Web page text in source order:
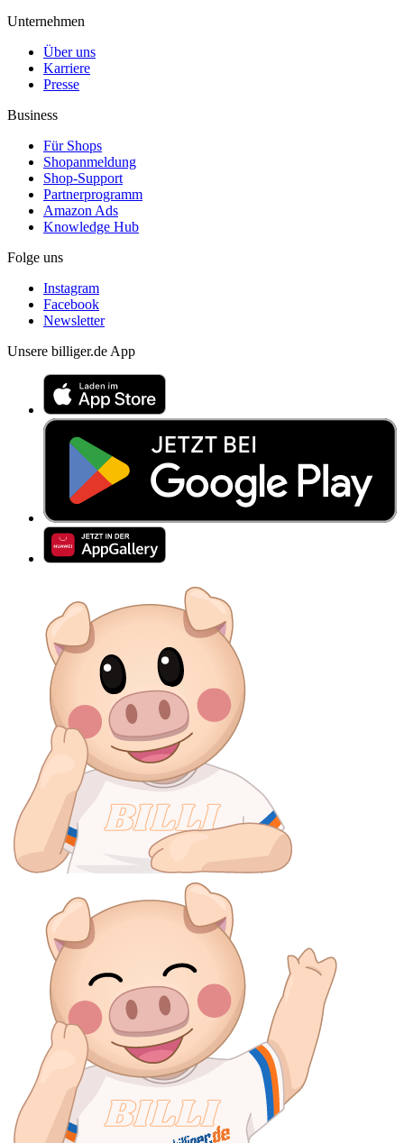
Unternehmen
Über uns
Karriere
Presse
Business
Für Shops
Shopanmeldung
Shop-Support
Partnerprogramm
Amazon Ads
Knowledge Hub
Folge uns
Instagram
Facebook
Newsletter
Unsere billiger.de App